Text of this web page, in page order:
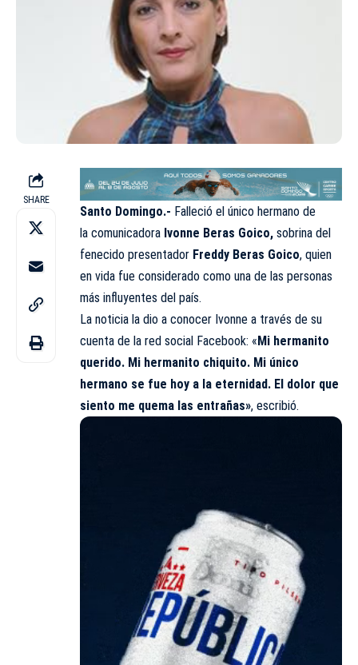
SHARE
Santo Domingo.- Falleció el único hermano de
la comunicadora Ivonne Beras Goico, sobrina del
fenecido presentador Freddy Beras Goico, quien
en vida fue considerado como una de las personas
más influyentes del país.
La noticia la dio a conocer Ivonne a través de su
cuenta de la red social Facebook: «Mi hermanito
querido. Mi hermanito chiquito. Mi único
hermano se fue hoy a la eternidad. El dolor que
siento me quema las entrañas», escribió.